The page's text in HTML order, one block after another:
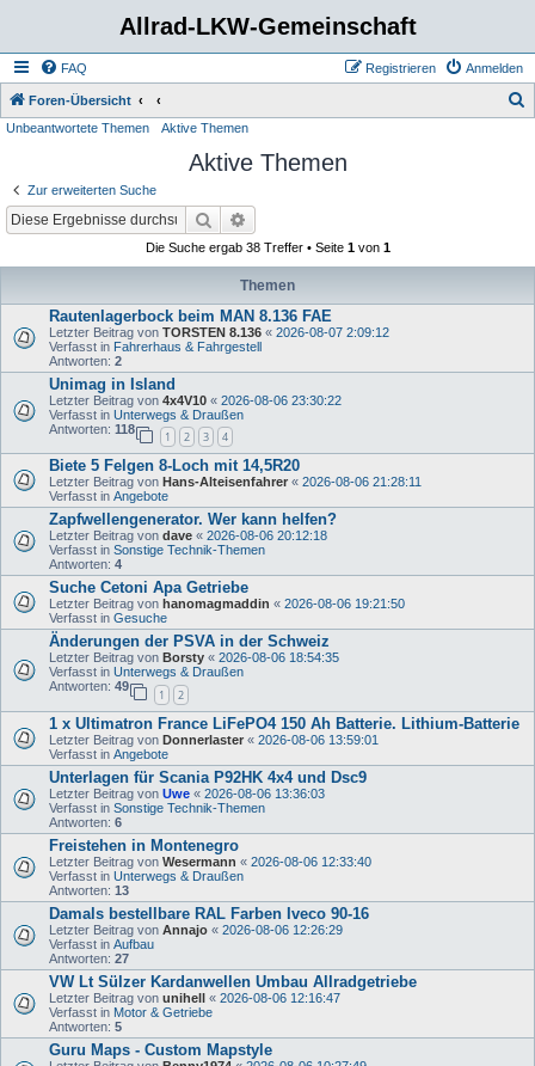
Allrad-LKW-Gemeinschaft
FAQ Anmelden
Registrieren
Foren-Übersicht
Unbeantwortete Themen Aktive Themen
Aktive Themen
Zur erweiterten Suche
Suche
Die Suche ergab 38 Treffer • Seite 1von 1
Themen
Rautenlagerbock beim MAN 8.136 FAE
Letzter Beitrag von TORSTEN 8.136 « 2026-08-07 2:09:12
Verfasst in Fahrerhaus & Fahrgestell
Antworten: 2
Unimag in Island
Letzter Beitrag von 4x4V10 « 2026-08-06 23:30:22
Verfasst in Unterwegs & Draußen
Antworten: 118
1 2 3 4
Biete 5 Felgen 8-Loch mit 14,5R20
Letzter Beitrag von Hans-Alteisenfahrer « 2026-08-06 21:28:11
Verfasst in Angebote
Zapfwellengenerator. Wer kann helfen?
Letzter Beitrag von dave « 2026-08-06 20:12:18
Verfasst in Sonstige Technik-Themen
Antworten: 4
Suche Cetoni Apa Getriebe
Letzter Beitrag von hanomagmaddin « 2026-08-06 19:21:50
Verfasst in Gesuche
Änderungen der PSVA in der Schweiz
Letzter Beitrag von Borsty « 2026-08-06 18:54:35
Verfasst in Unterwegs & Draußen
Antworten: 49
1 2
1 x Ultimatron France LiFePO4 150 Ah Batterie. Lithium-Batterie
Letzter Beitrag von Donnerlaster « 2026-08-06 13:59:01
Verfasst in Angebote
Unterlagen für Scania P92HK 4x4 und Dsc9
Letzter Beitrag von Uwe « 2026-08-06 13:36:03
Verfasst in Sonstige Technik-Themen
Antworten: 6
Freistehen in Montenegro
Letzter Beitrag von Wesermann « 2026-08-06 12:33:40
Verfasst in Unterwegs & Draußen
Antworten: 13
Damals bestellbare RAL Farben Iveco 90-16
Letzter Beitrag von Annajo « 2026-08-06 12:26:29
Verfasst in Aufbau
Antworten: 27
VW Lt Sülzer Kardanwellen Umbau Allradgetriebe
Letzter Beitrag von unihell « 2026-08-06 12:16:47
Verfasst in Motor & Getriebe
Antworten: 5
Guru Maps - Custom Mapstyle